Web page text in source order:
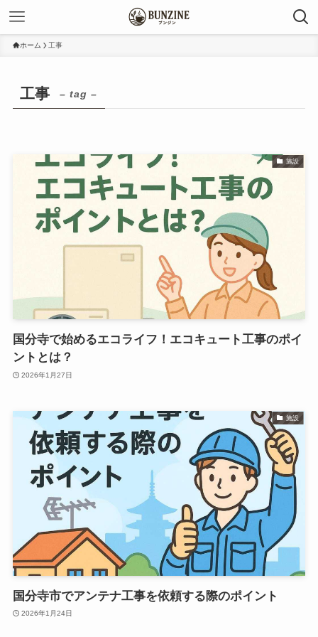
ホーム 工事
工事 – tag –
施設
国分寺で始めるエコライフ！エコキュート工事のポイ
ントとは？
2026年1月27日
施設
国分寺市でアンテナ工事を依頼する際のポイント
2026年1月24日